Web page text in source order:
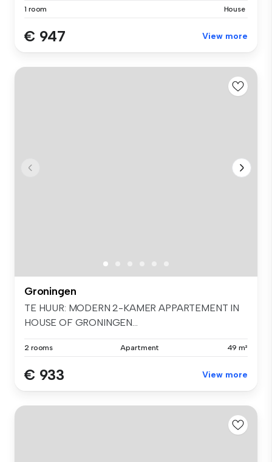
1 room House
€ 947 View more
Groningen
TE HUUR: MODERN 2-KAMER APPARTEMENT IN
HOUSE OF GRONINGEN...
2 rooms Apartment 49 m²
€ 933 View more